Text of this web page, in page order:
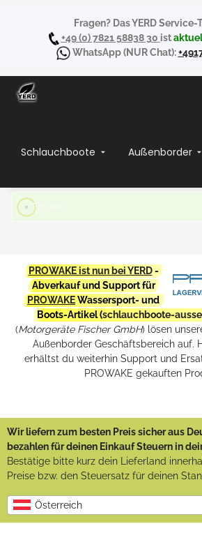
Fragen? Das YERD Service-
+49 (0) 7821 58838 30 ist
WhatsApp(NUR Chat):
Schlauchboote Außenborder
PROWAKE ist nun bei YERD-
Abverkauf und Support für
PROWAKEWassersport- und
Boots-Artikel (schlauchboote-
(Motorgeräte Fischer GmbH) lösen
Außenborder Geschäftsbereich auf.
erhältst du weiterhin Support und
PROWAKE gekauften
Wir liefern zum besten Preis sicher aus
bezahlen für deinen Einkauf Steuern in
Bestätige bitte kurz dein Lieferland
Preise bzw. den Steuersatz für deinen
Österreich